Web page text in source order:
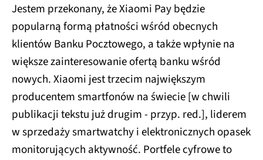
Jestem przekonany, że Xiaomi Pay będzie
popularną formą płatności wśród obecnych
klientów Banku Pocztowego, a także wpłynie na
większe zainteresowanie ofertą banku wśród
nowych. Xiaomi jest trzecim największym
producentem smartfonów na świecie [w chwili
publikacji tekstu już drugim - przyp. red.], liderem
w sprzedaży smartwatchy i elektronicznych opasek
monitorujących aktywność. Portfele cyfrowe to